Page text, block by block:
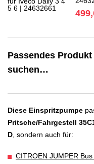
Passendes
suchen…
Diese Einspritzpumpe
Pritsche/Fahrgestell
D, sondern auch für:
CITROEN JUMPER